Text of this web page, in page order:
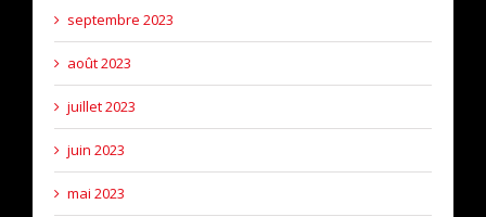
septembre 2023
août 2023
juillet 2023
juin 2023
mai 2023